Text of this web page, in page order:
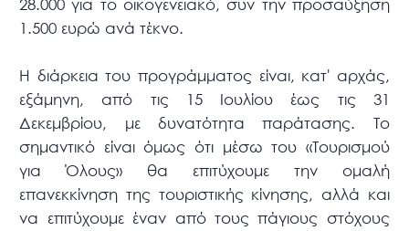
28.000 για το οικογενειακό, συν την προσαύξηση
1.500 ευρώ ανά τέκνο.
Η διάρκεια του προγράμματος είναι, κατ' αρχάς,
εξάμηνη, από τις 15 Ιουλίου έως τις 31
Δεκεμβρίου, με δυνατότητα παράτασης. Το
σημαντικό είναι όμως ότι μέσω του «Τουρισμού
για Όλους» θα επιτύχουμε την ομαλή
επανεκκίνηση της τουριστικής κίνησης, αλλά και
να επιτύχουμε έναν από τους πάγιους στόχους